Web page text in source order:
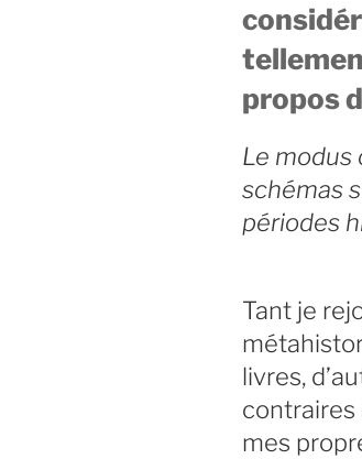
propos
Le modus
schémas
périodes
Tant je
livres,
contraires
mes